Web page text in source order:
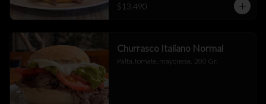
$13.490
Churrasco Italiano Normal
Palta, tomate, mayonesa,  200 Gr.